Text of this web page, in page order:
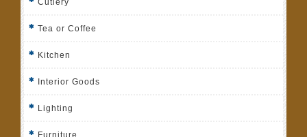
Tea or Coffee
Kitchen
Interior Goods
Lighting
Furniture